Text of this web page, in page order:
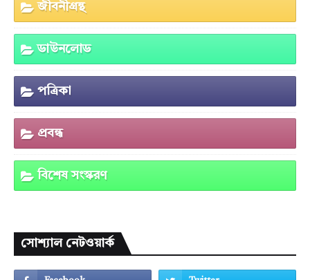
জীবনীগ্রন্থ
ডাউনলোড
পত্রিকা
প্রবন্ধ
বিশেষ সংস্করণ
সোশ্যাল নেটওয়ার্ক